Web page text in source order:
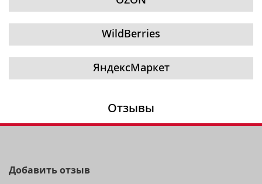
WildBerries
ЯндексМаркет
Отзывы
Добавить отзыв